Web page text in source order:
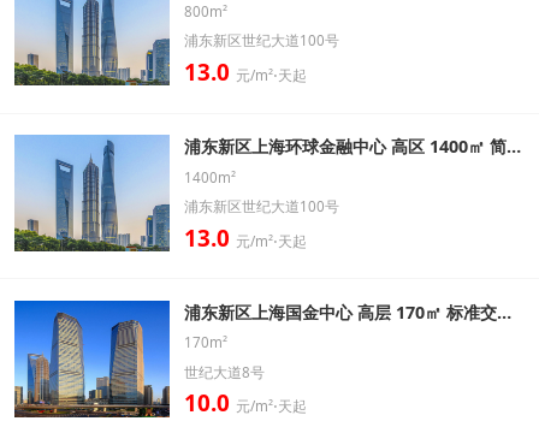
800m²
浦东新区世纪大道100号
13.0 元/m²⋅天起
浦东新区上海环球金融中心 高区 1400㎡ 简装办公室出租信息
1400m²
浦东新区世纪大道100号
13.0 元/m²⋅天起
浦东新区上海国金中心 高层 170㎡ 标准交房办公室出租信息
170m²
世纪大道8号
10.0 元/m²⋅天起